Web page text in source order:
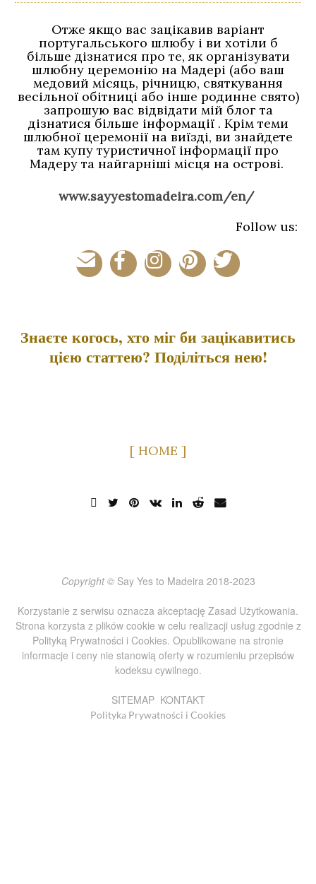
Отже якщо вас зацікавив варіант
португальського шлюбу і ви хотіли б
більше дізнатися про те, як організувати
шлюбну церемонію на Мадері (або ваш
медовий місяць, річницю, святкування
весільної обітниці або інше родинне свято)
запрошую вас відвідати мій блог та
дізнатися більше інформації . Крім теми
шлюбної церемонії на виїзді, ви знайдете
там купу туристичної інформації про
Мадеру та найгарніші місця на острові.
www.sayyestomadeira.com/en/
Follow us:
Знаєте когось, хто міг би зацікавитись
цією статтею? Поділіться нею!
[ HOME ]
Copyright © Say Yes to Madeira 2018-2023
Korzystanie z serwisu oznacza akceptację Zasad Użytkowania.
Strona korzysta z plików cookie w celu realizacji usług zgodnie z
Polityką Prywatności i Cookies. Opublikowane na stronie
informacje i ceny nie stanowią oferty w rozumieniu przepisów
kodeksu cywilnego.
SITEMAP KONTAKT
Polityka Prywatności i Cookies